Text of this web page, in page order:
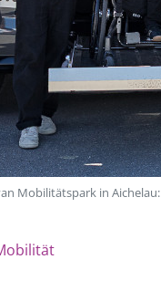
Mobilitätspark in